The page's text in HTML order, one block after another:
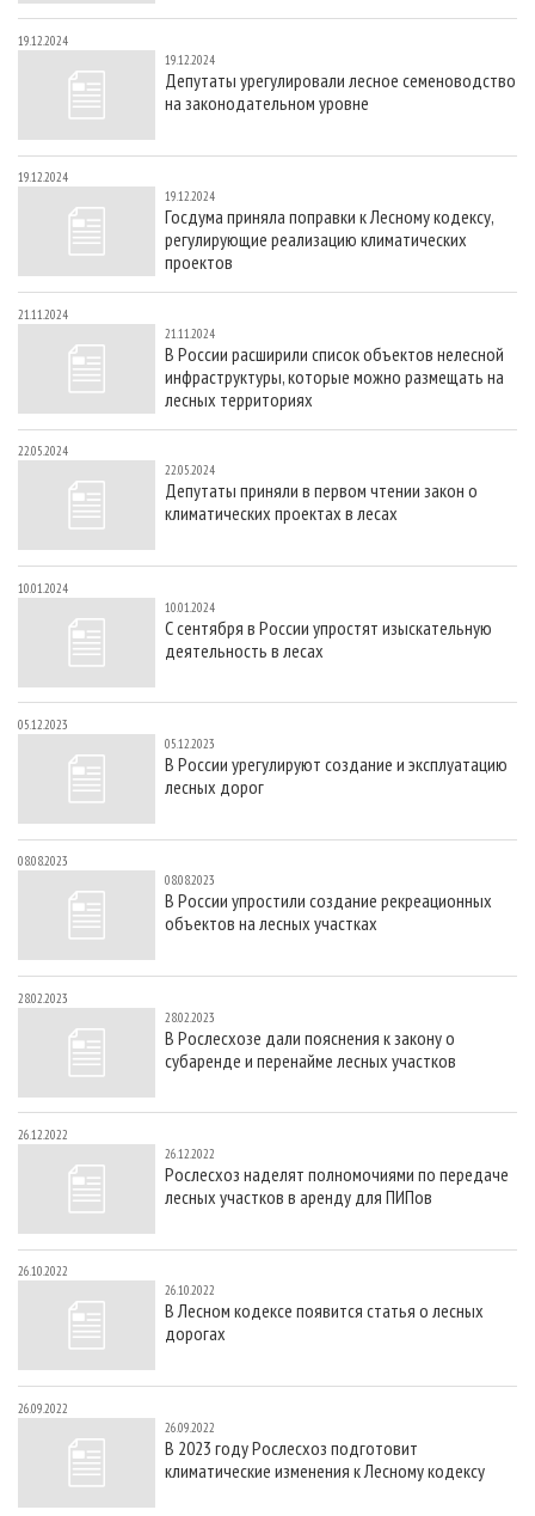
19.12.2024
19.12.2024
Депутаты урегулировали лесное семеноводство
на законодательном уровне
19.12.2024
19.12.2024
Госдума приняла поправки к Лесному кодексу,
регулирующие реализацию климатических
проектов
21.11.2024
21.11.2024
В России расширили список объектов нелесной
инфраструктуры, которые можно размещать на
лесных территориях
22.05.2024
22.05.2024
Депутаты приняли в первом чтении закон о
климатических проектах в лесах
10.01.2024
10.01.2024
С сентября в России упростят изыскательную
деятельность в лесах
05.12.2023
05.12.2023
В России урегулируют создание и эксплуатацию
лесных дорог
08.08.2023
08.08.2023
В России упростили создание рекреационных
объектов на лесных участках
28.02.2023
28.02.2023
В Рослесхозе дали пояснения к закону о
субаренде и перенайме лесных участков
26.12.2022
26.12.2022
Рослесхоз наделят полномочиями по передаче
лесных участков в аренду для ПИПов
26.10.2022
26.10.2022
В Лесном кодексе появится статья о лесных
дорогах
26.09.2022
26.09.2022
В 2023 году Рослесхоз подготовит
климатические изменения к Лесному кодексу